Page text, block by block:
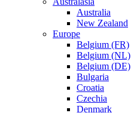
Australia
New Zealand
Europe
Belgium (FR)
Belgium (NL)
Belgium (DE)
Bulgaria
Croatia
Czechia
Denmark